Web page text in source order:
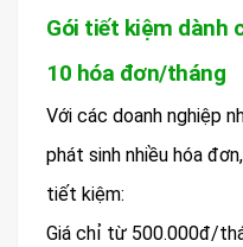
Gói tiết kiệm dành
10 hóa đơn/tháng
Với các doanh nghiệp
phát sinh nhiều hóa
tiết kiệm:
Giá chỉ từ 500.000đ/